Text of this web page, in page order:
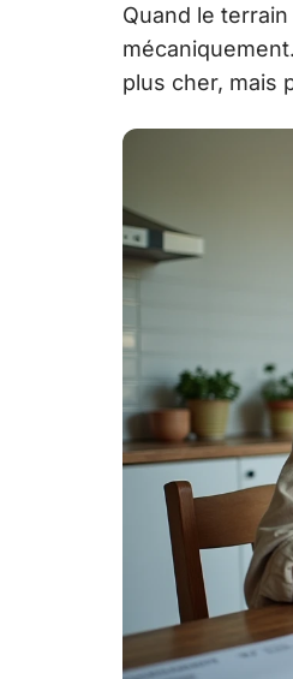
Quand le
plus cher, mais